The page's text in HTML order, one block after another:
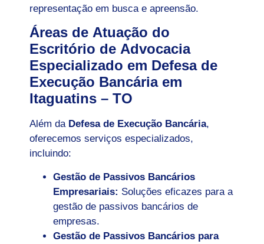
representação em busca e apreensão.
Áreas de Atuação do
Escritório de Advocacia
Especializado em Defesa de
Execução Bancária em
Itaguatins – TO
Além da Defesa de Execução Bancária,
oferecemos serviços especializados,
incluindo:
Gestão de Passivos Bancários
Empresariais: Soluções eficazes para a
gestão de passivos bancários de
empresas.
Gestão de Passivos Bancários para